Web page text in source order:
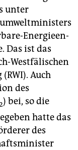
unter
Energieen-
Das ist das
Westfälischen
Auch
des
) bei, so die
hatte das
des